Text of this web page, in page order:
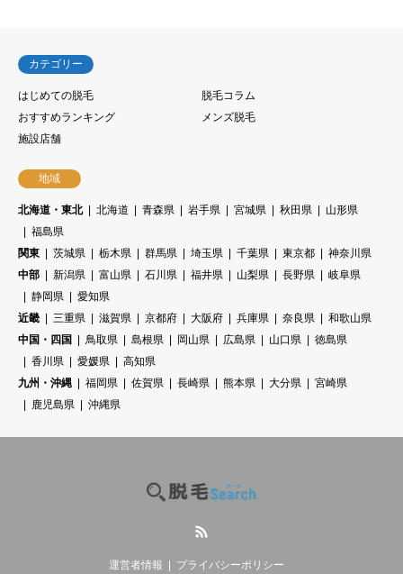
カテゴリー
はじめての脱毛
脱毛コラム
おすすめランキング
メンズ脱毛
施設店舗
地域
北海道・東北 北海道 青森県 岩手県 宮城県 秋田県
山形県
福島県
関東
茨城県 栃木県 群馬県 埼玉県 千葉県 東京都
神奈川県
中部
新潟県 富山県 石川県 福井県 山梨県 長野県
岐阜県
静岡県
愛知県
近畿
三重県 滋賀県 京都府 大阪府 兵庫県 奈良県
和歌山県
中国・四国
鳥取県 島根県 岡山県 広島県 山口県
徳島県
香川県
愛媛県
高知県
九州・沖縄
福岡県 佐賀県 長崎県 熊本県 大分県
宮崎県
鹿児島県
沖縄県
運営者情報 プライバシーポリシー